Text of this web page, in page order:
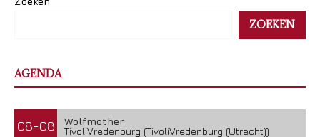
ZOEKEN
AGENDA
08-08
Wolfmother
TivoliVredenburg (TivoliVredenburg (Utrecht))